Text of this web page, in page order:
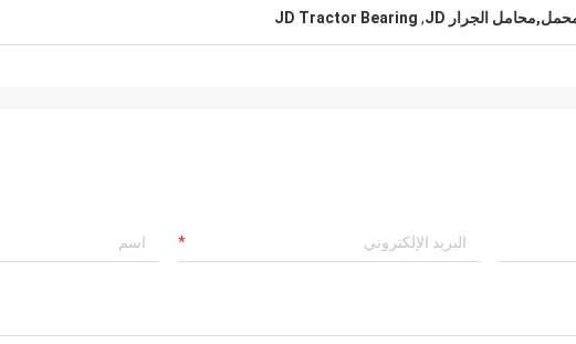
,
JD Tractor Bearing